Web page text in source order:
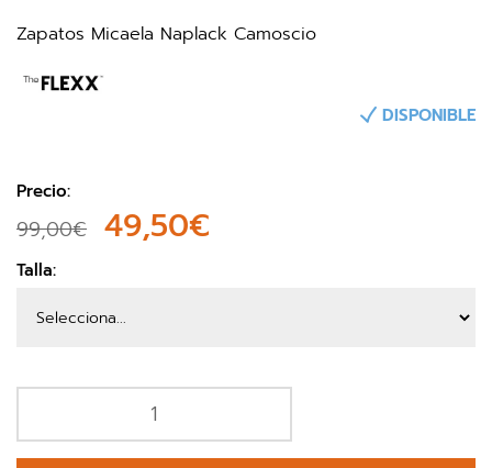
Zapatos Micaela Naplack Camoscio
DISPONIBLE
Precio:
99,00€ 49,50€
Talla: